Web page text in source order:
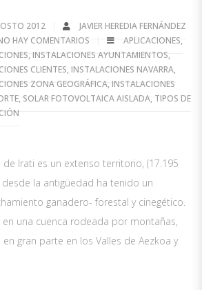
2012
JAVIER HEREDIA FERNÁNDEZ
HAY COMENTARIOS
APLICACIONES,
, INSTALACIONES AYUNTAMIENTOS,
CLIENTES, INSTALACIONES NAVARRA,
ZONA GEOGRÁFICA, INSTALACIONES
, SOLAR FOTOVOLTAICA AISLADA, TIPOS DE
de Irati es un extenso territorio, (17.195
desde la antigüedad ha tenido un
ganadero- forestal y cinegético.
en una cuenca rodeada por montañas,
en gran parte en los Valles de Aezkoa y